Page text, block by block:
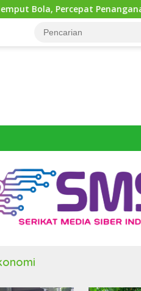
Penanganan Infrastruktur